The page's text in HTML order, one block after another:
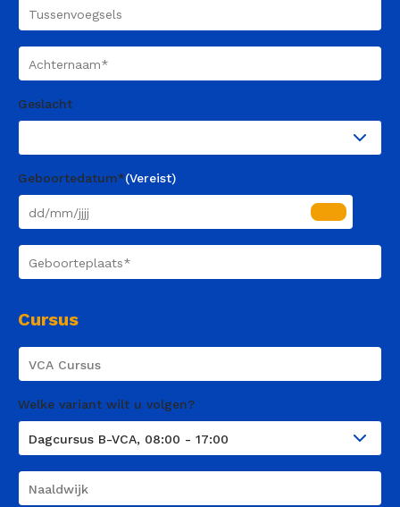
Tussenvoegsels
Achternaam
Geslacht
Geboortedatum*(Vereist)
Geboorteplaats
Cursus
Course
Name
Welke variant wilt u volgen?
Course
Plaats